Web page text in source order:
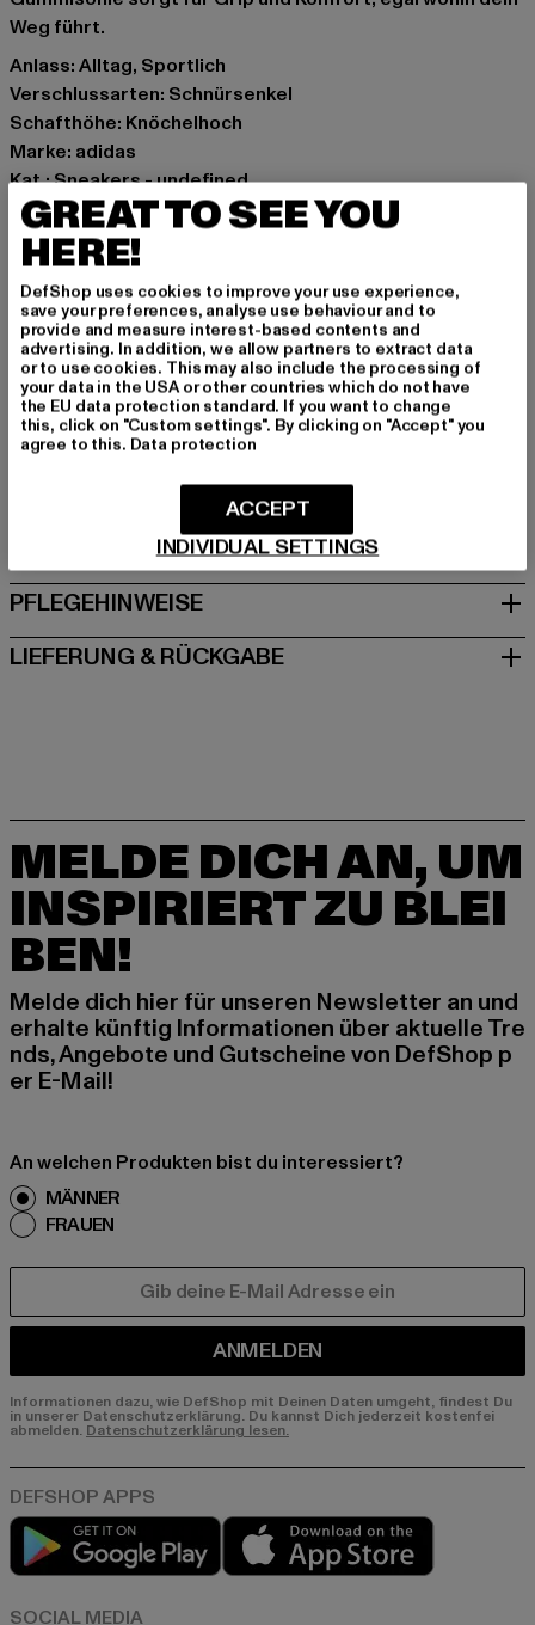
Weg führt.
Anlass: Alltag, Sportlich
Verschlussarten: Schnürsenkel
Schafthöhe: Knöchelhoch
Marke: adidas
Kat.: Sneakers - undefined
Farbe: schwarz
Hersteller Farbe: core black
Obermaterial: Leder
Innenfutter: Textil
Hinweis: Enthält nichttextile Teile tierischen Ursprungs.
Art.Nr: H00326-04887
Hersteller: Adidas AG |
serviceinfo@onlineshop.adidas.com
GRÖSSE & PASSFORM
PFLEGEHINWEISE
LIEFERUNG & RÜCKGABE
MELDE DICH AN, UM
INSPIRIERT ZU BLEI
BEN!
Melde dich hier für unseren Newsletter an und
erhalte künftig Informationen über aktuelle Tre
nds, Angebote und Gutscheine von DefShop p
er E-Mail!
An welchen Produkten bist du interessiert?
MÄNNER
FRAUEN
ANMELDEN
Informationen dazu, wie DefShop mit Deinen Daten umgeht, findest Du
in unserer Datenschutzerklärung. Du kannst Dich jederzeit kostenfei
abmelden. Datenschutzerklärung lesen.
Play market
GREAT TO SEE YOU
HERE!
DefShop uses cookies to improve your use experience,
save your preferences, analyse use behaviour and to
provide and measure interest-based contents and
advertising. In addition, we allow partners to extract data
or to use cookies. This may also include the processing of
your data in the USA or other countries which do not have
the EU data protection standard. If you want to change
this, click on "Custom settings". By clicking on "Accept" you
agree to this. Data protection
INDIVIDUAL SETTINGS
ACCEPT